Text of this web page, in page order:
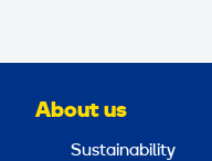
About us
Sustainability